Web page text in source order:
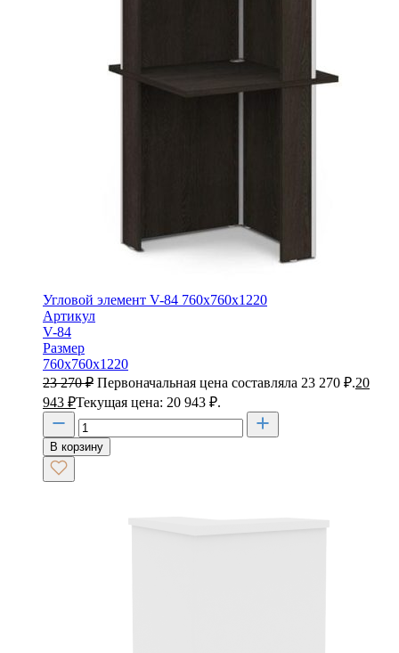
Угловой элемент V-84 760х760х1220
Артикул
V-84
Размер
760х760х1220
23 270₽ Первоначальная цена составляла 23 270 ₽.20
943 ₽Текущая цена: 20 943 ₽.
В корзину